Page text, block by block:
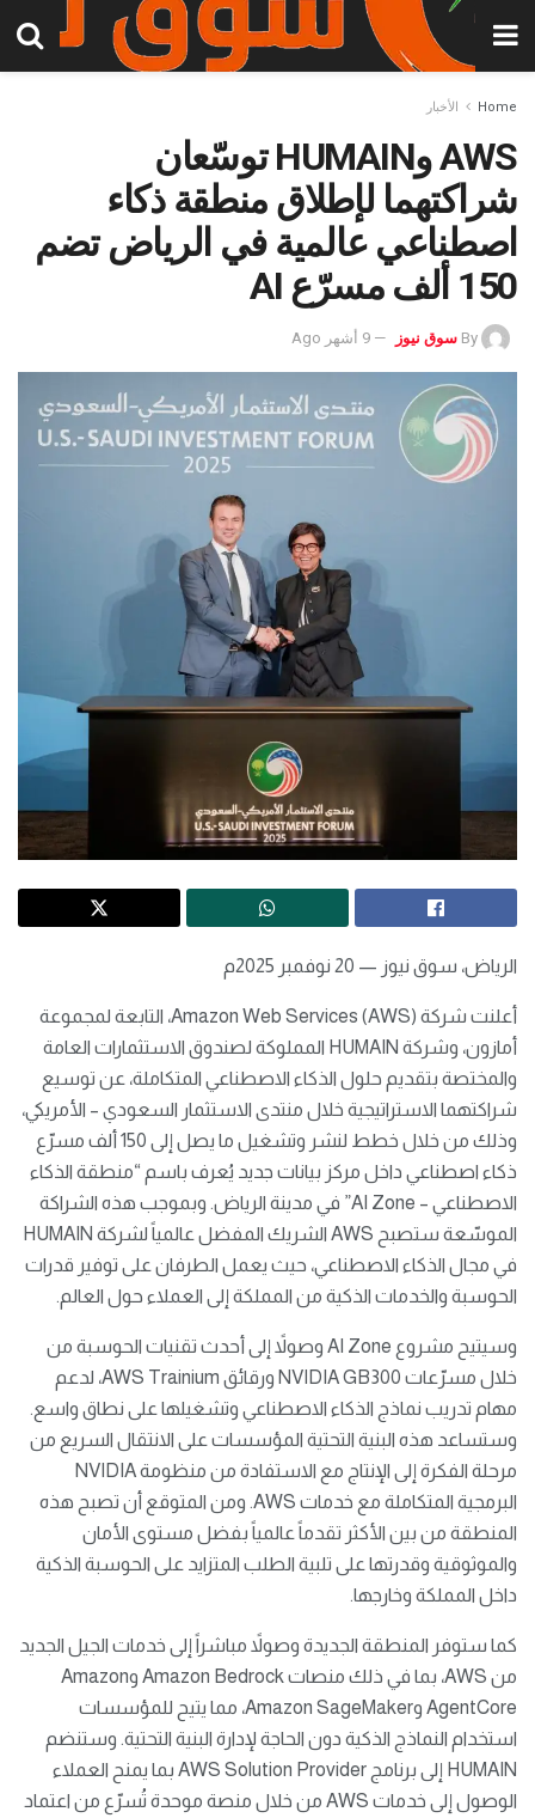
Home الأخبار
AWS وHUMAIN توسّعان
شراكتهما لإطلاق منطقة ذكاء
اصطناعي عالمية في الرياض تضم
150 ألف مسرّع AI
By سوق نيوز 9 أشهر Ago
الرياض، سوق نيوز — 20 نوفمبر 2025م
أعلنت شركة Amazon Web Services (AWS)، التابعة لمجموعة
أمازون، وشركة HUMAIN المملوكة لصندوق الاستثمارات العامة
والمختصة بتقديم حلول الذكاء الاصطناعي المتكاملة، عن توسيع
شراكتهما الاستراتيجية خلال منتدى الاستثمار السعودي – الأمريكي،
وذلك من خلال خطط لنشر وتشغيل ما يصل إلى 150 ألف مسرّع
ذكاء اصطناعي داخل مركز بيانات جديد يُعرف باسم “منطقة الذكاء
الاصطناعي – AI Zone” في مدينة الرياض. وبموجب هذه الشراكة
الموسّعة ستصبح AWS الشريك المفضل عالمياً لشركة HUMAIN
في مجال الذكاء الاصطناعي، حيث يعمل الطرفان على توفير قدرات
الحوسبة والخدمات الذكية من المملكة إلى العملاء حول العالم.
وسيتيح مشروع AI Zone وصولاً إلى أحدث تقنيات الحوسبة من
خلال مسرّعات NVIDIA GB300 ورقائق AWS Trainium، لدعم
مهام تدريب نماذج الذكاء الاصطناعي وتشغيلها على نطاق واسع.
وستساعد هذه البنية التحتية المؤسسات على الانتقال السريع من
مرحلة الفكرة إلى الإنتاج مع الاستفادة من منظومة NVIDIA
البرمجية المتكاملة مع خدمات AWS. ومن المتوقع أن تصبح هذه
المنطقة من بين الأكثر تقدماً عالمياً بفضل مستوى الأمان
والموثوقية وقدرتها على تلبية الطلب المتزايد على الحوسبة الذكية
داخل المملكة وخارجها.
كما ستوفر المنطقة الجديدة وصولاً مباشراً إلى خدمات الجيل الجديد
من AWS، بما في ذلك منصات Amazon Bedrock وAmazon
AgentCore وAmazon SageMaker، مما يتيح للمؤسسات
استخدام النماذج الذكية دون الحاجة لإدارة البنية التحتية. وستنضم
HUMAIN إلى برنامج AWS Solution Provider بما يمنح العملاء
الوصول إلى خدمات AWS من خلال منصة موحدة تُسرّع من اعتماد